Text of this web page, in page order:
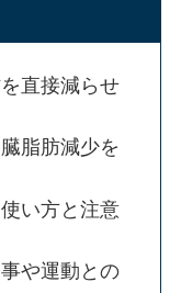
直接減らせ
脂肪減少を
い方と注意
や運動との